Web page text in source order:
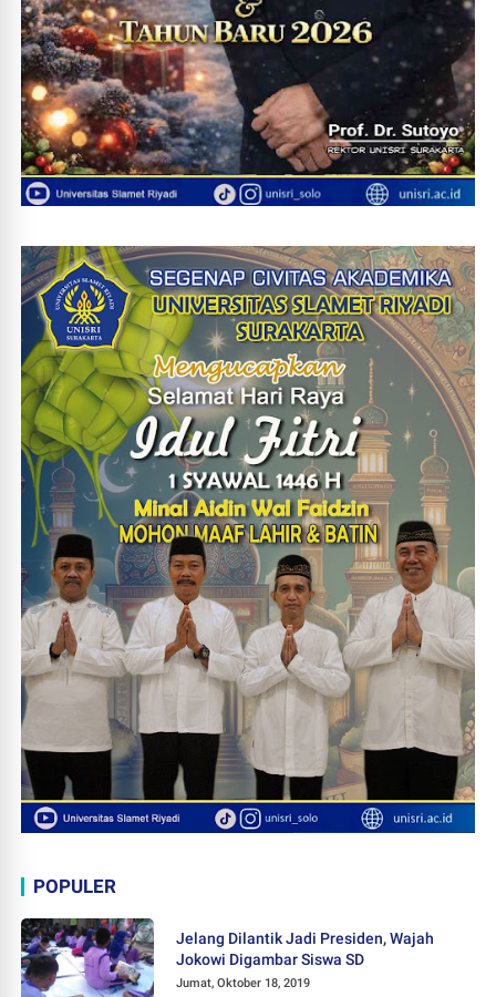
POPULER
Jelang Dilantik Jadi Presiden, Wajah
Jokowi Digambar Siswa SD
Jumat, Oktober 18, 2019